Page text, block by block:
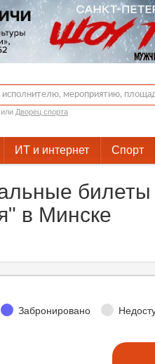
Дворец спорта
ИТ и интернет Спорт
в Минске
Забронировано